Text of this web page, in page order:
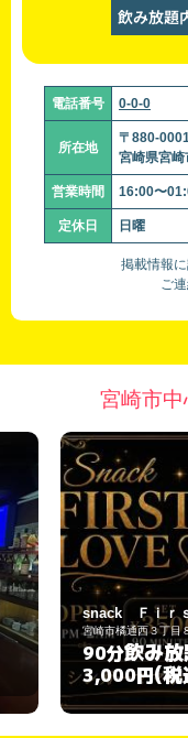
飲み放題
電話番号 0-0-0
所在地
〒880-
宮崎県宮
営業時間 16:00〜
定休日 日曜
掲載情報
ご
宮崎市
スナ
宮崎市高
120